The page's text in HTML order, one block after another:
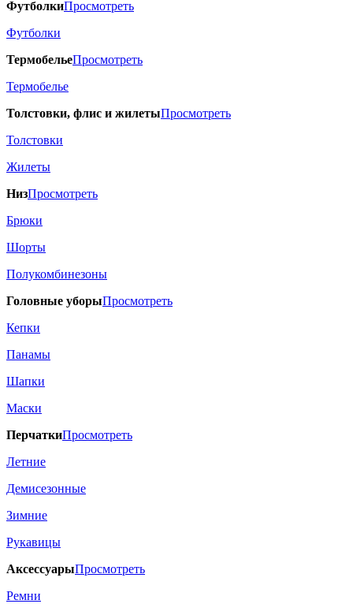
ФутболкиПросмотреть
Футболки
ТермобельеПросмотреть
Термобелье
Толстовки, флис и жилетыПросмотреть
Толстовки
Жилеты
НизПросмотреть
Брюки
Шорты
Полукомбинезоны
Головные уборыПросмотреть
Кепки
Панамы
Шапки
Маски
ПерчаткиПросмотреть
Летние
Демисезонные
Зимние
Рукавицы
АксессуарыПросмотреть
Ремни